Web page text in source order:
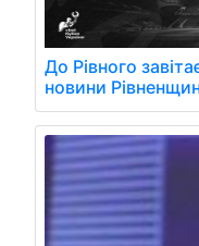
До Рівного
новини